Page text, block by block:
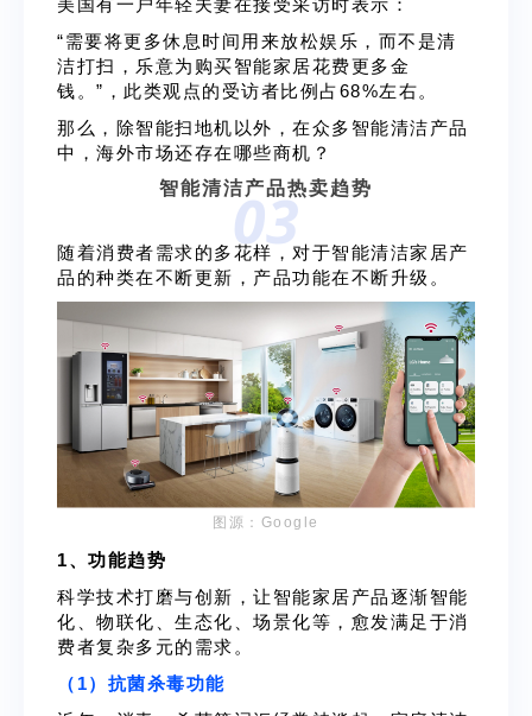
“需要将更多休息时间用来放松娱乐，而不是清
洁打扫，乐意为购买智能家居花费更多金
钱。”，此类观点的受访者比例占68%左右。
那么，除智能扫地机以外，在众多智能清洁产品
中，海外市场还存在哪些商机？
03
智能清洁产品热卖趋势
随着消费者需求的多花样，对于智能清洁家居产
品的种类在不断更新，产品功能在不断升级。
图源：Google
1、功能趋势
科学技术打磨与创新，让智能家居产品逐渐智能
化、物联化、生态化、场景化等，愈发满足于消
费者复杂多元的需求。
（1）抗菌杀毒功能